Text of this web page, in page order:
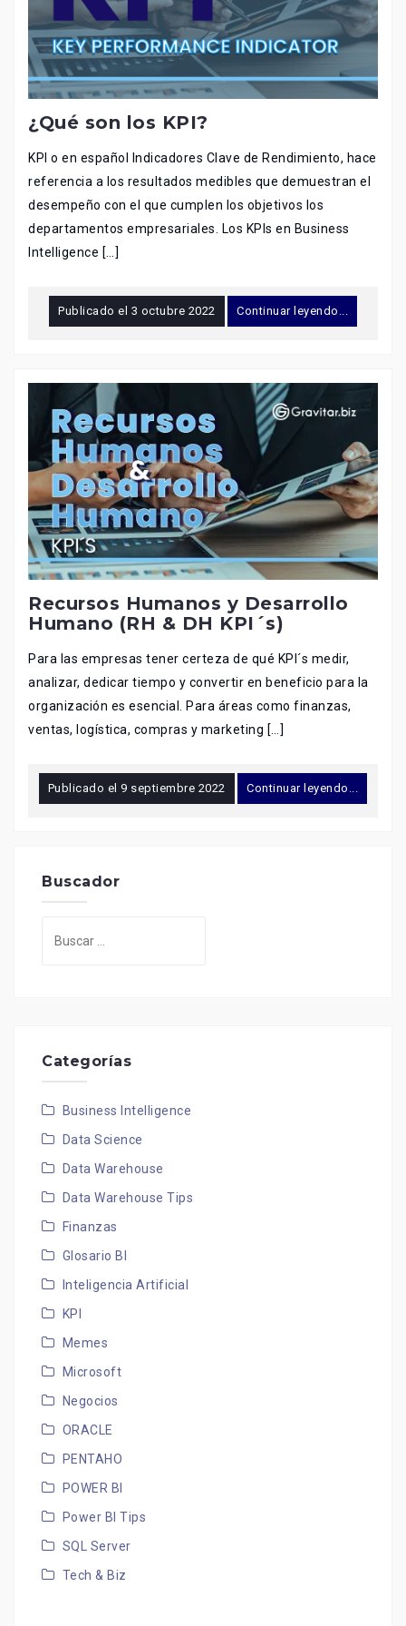
¿Qué son los KPI?
KPI o en español Indicadores Clave de Rendimiento, hace
referencia a los resultados medibles que demuestran el
desempeño con el que cumplen los objetivos los
departamentos empresariales. Los KPIs en Business
Intelligence […]
Publicado el 3 octubre 2022 Continuar leyendo...
Recursos Humanos y Desarrollo
Humano (RH & DH KPI´s)
Para las empresas tener certeza de qué KPI´s medir,
analizar, dedicar tiempo y convertir en beneficio para la
organización es esencial. Para áreas como finanzas,
ventas, logística, compras y marketing […]
Publicado el9 septiembre 2022 Continuar leyendo...
Buscador
Categorías
Business Intelligence
Data Science
Data Warehouse
Data Warehouse Tips
Finanzas
Glosario BI
Inteligencia Artificial
KPI
Memes
Microsoft
Negocios
ORACLE
PENTAHO
POWER BI
Power BI Tips
SQL Server
Tech & Biz